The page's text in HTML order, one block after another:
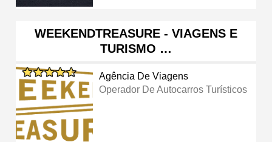
WEEKENDTREASURE - VIAGENS E
TURISMO …
Agência De Viagens
Operador De Autocarros Turísticos